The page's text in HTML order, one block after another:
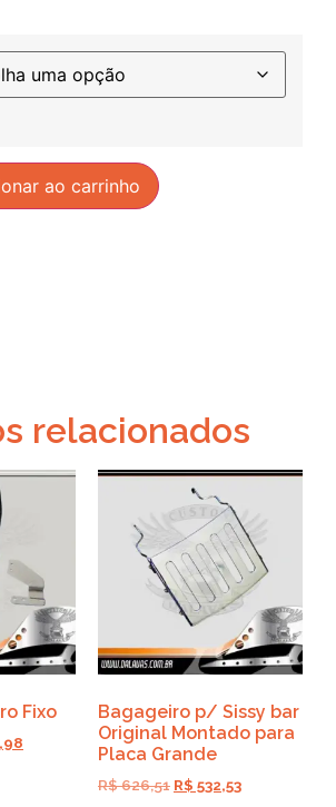
ao carrinho
relacionados
Fixo
Bagageiro p/ Sissy bar
Original Montado para
Placa Grande
R$626,51 R$ 532,53